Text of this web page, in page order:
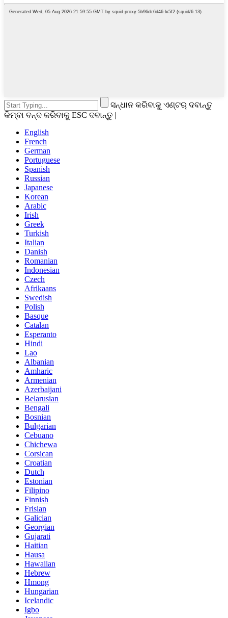
ସନ୍ଧାନ କରିବାକୁ ଏଣ୍ଟର୍ ଦବାନ୍ତୁ
କିମ୍ବା ବନ୍ଦ କରିବାକୁ ESC ଦବାନ୍ତୁ |
English
French
German
Portuguese
Spanish
Russian
Japanese
Korean
Arabic
Irish
Greek
Turkish
Italian
Danish
Romanian
Indonesian
Czech
Afrikaans
Swedish
Polish
Basque
Catalan
Esperanto
Hindi
Lao
Albanian
Amharic
Armenian
Azerbaijani
Belarusian
Bengali
Bosnian
Bulgarian
Cebuano
Chichewa
Corsican
Croatian
Dutch
Estonian
Filipino
Finnish
Frisian
Galician
Georgian
Gujarati
Haitian
Hausa
Hawaiian
Hebrew
Hmong
Hungarian
Icelandic
Igbo